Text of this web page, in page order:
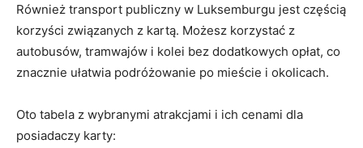
Również transport publiczny w Luksemburgu jest częścią
korzyści związanych z kartą. ​Możesz korzystać z
autobusów, tramwajów i⁢ kolei bez dodatkowych opłat, co
znacznie⁤ ułatwia podróżowanie po mieście⁣ i okolicach.
Oto⁣ tabela ‍z wybranymi‍ atrakcjami i⁣ ich⁤ cenami dla
posiadaczy karty: